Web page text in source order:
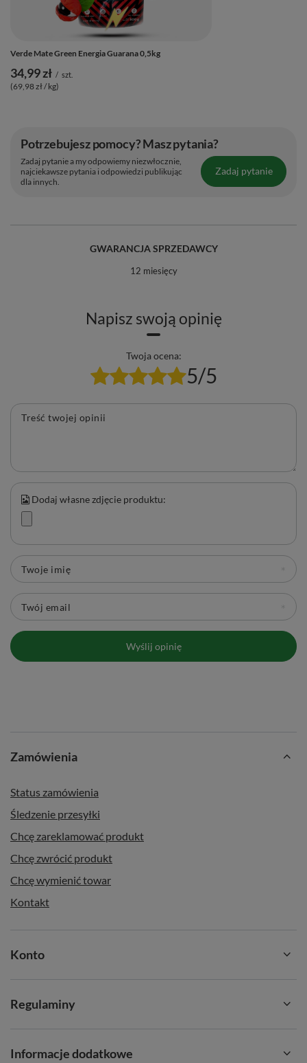
Verde Mate Green Energia Guarana 0,5kg
34,99 zł / szt.
(69,98 zł / kg)
Potrzebujesz pomocy? Masz pytania?
Zadaj pytanie a my odpowiemy niezwłocznie,
najciekawsze pytania i odpowiedzi publikując
dla innych.
Zadaj pytanie
GWARANCJA SPRZEDAWCY
12 miesięcy
Napisz swoją opinię
Twoja ocena:
5/5
Treść twojej opinii
Dodaj własne zdjęcie produktu:
Twoje imię
Twój email
Wyślij opinię
Zamówienia
Status zamówienia
Śledzenie przesyłki
Chcę zareklamować produkt
Chcę zwrócić produkt
Chcę wymienić towar
Kontakt
Konto
Regulaminy
Informacje dodatkowe